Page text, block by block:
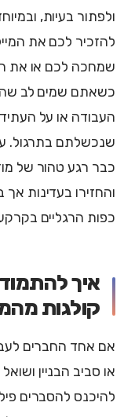
ולפתור בעיות,
להזכיר לכם את
שמחכה לכם או את
כשאתם שמים לב
העבודה או על
שנכשלתם בתרגול.
כבר רגע טהור של
והחזירו בעדינות
כפות הרגליים
איך
קולגות
אם אחד החברים
או סביב הבניין
להיכנס להסברים